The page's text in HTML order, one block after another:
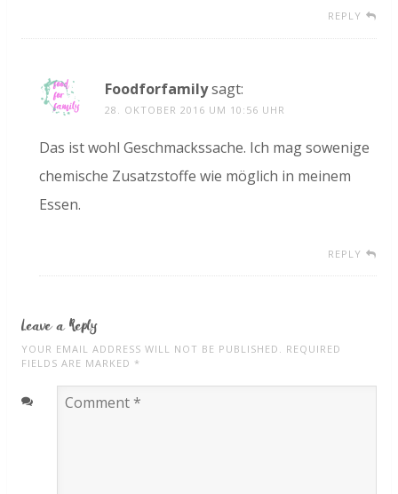
REPLY
Foodforfamilysagt:
28. OKTOBER 2016 UM 10:56 UHR
Das ist wohl Geschmackssache. Ich mag sowenige
chemische Zusatzstoffe wie möglich in meinem
Essen.
REPLY
Leave a Reply
YOUR EMAIL ADDRESS WILL NOT BE PUBLISHED. REQUIRED
FIELDS ARE MARKED *
Comment